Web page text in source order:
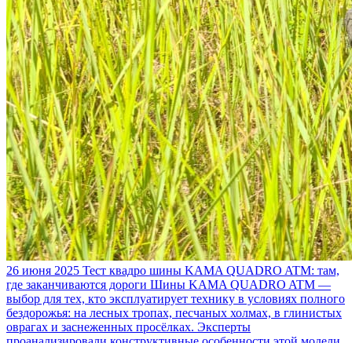
26 июня 2025 Тест квадро шины KAMA QUADRO ATM: там,
где заканчиваются дороги Шины KAMA QUADRO ATM —
выбор для тех, кто эксплуатирует технику в условиях полного
бездорожья: на лесных тропах, песчаных холмах, в глинистых
оврагах и заснеженных просёлках. Эксперты